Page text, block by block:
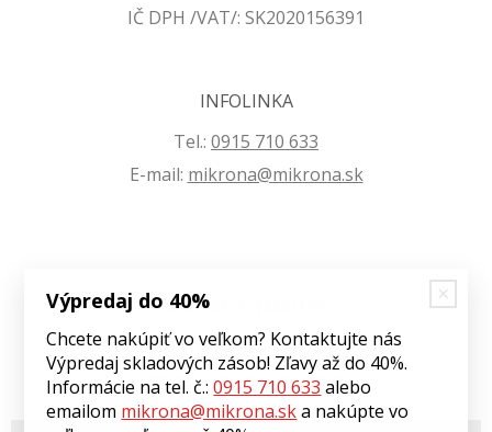
IČ DPH /VAT/: SK2020156391
INFOLINKA
Tel.: 0915 710 633
E-mail: mikrona@mikrona.sk
VŠETKO O NÁKUPE
Obchodné podmienky
Ochrana osobných údajov
Výpredaj do 40%
Chcete nakúpiť vo veľkom? Kontaktujte nás
Výpredaj skladových zásob! Zľavy až do 40%.
Informácie na tel. č.:0915 710 633 alebo
emailom mikrona@mikrona.ska nakúpte vo